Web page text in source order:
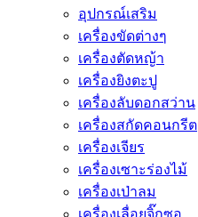
อุปกรณ์เสริม
เครื่องขัดต่างๆ
เครื่องตัดหญ้า
เครื่องยิงตะปู
เครื่องลับดอกสว่าน
เครื่องสกัดคอนกรีต
เครื่องเจียร
เครื่องเซาะร่องไม้
เครื่องเป่าลม
เครื่องเลื่อยจิ๊กซอ